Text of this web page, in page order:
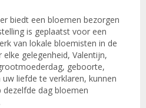
biedt een bloemen bezorgen
is geplaatst voor een
van lokale bloemisten in de
gelegenheid, Valentijn,
geboorte,
liefde te verklaren, kunnen
dag bloemen